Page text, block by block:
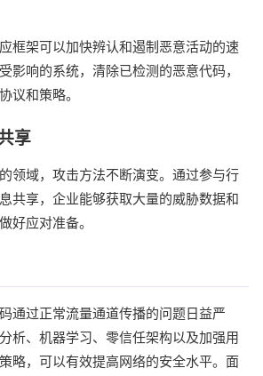
框架可以加快辨认和遏制恶意活动的速
影响的系统，清除已检测的恶意代码，
议和策略。
享
领域，攻击方法不断演变。通过参与行
共享，企业能够获取大量的威胁数据和
好应对准备。
通过正常流量通道传播的问题日益严
析、机器学习、零信任架构以及加强用
略，可以有效提高网络的安全水平。面